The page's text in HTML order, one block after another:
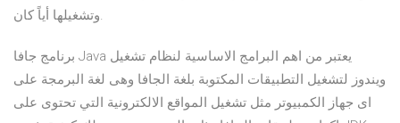
وتشغيلها أياً كان.
برنامج جافا Java يعتبر من اهم البرامج الاساسية لنظام تشغيل
ويندوز لتشغيل التطبيقات المكتوبة بلغة الجافا وهى لغة البرمجة على
اى جهاز الكمبيوتر مثل تشغيل المواقع الالكترونية التي تحتوى على